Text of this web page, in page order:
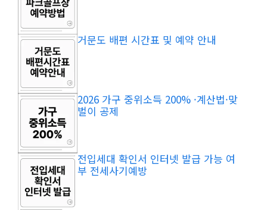
거문도 배편 시간표 및 예약 안내
2026 가구 중위소득 200% ·계산법·맞
벌이 공제
전입세대 확인서 인터넷 발급 가능 여
부 전세사기예방